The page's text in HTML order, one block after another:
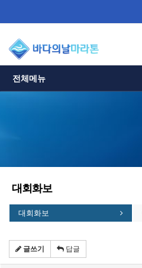
전체메뉴
대회화보
대회화보
글쓰기 답글